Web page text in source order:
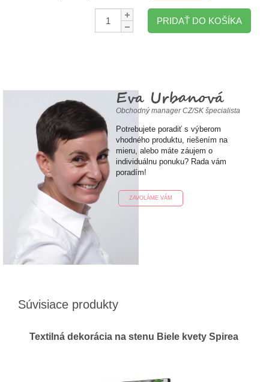
Množstvo:
PRIDAŤ DO KOŠÍKA
Eva Urbanová
Obchodný manager CZ/SK špecialista
Potrebujete poradiť s výberom
vhodného produktu, riešením na
mieru, alebo máte záujem o
individuálnu ponuku? Rada vám
poradím!
ZAVOLÁME VÁM
Súvisiace produkty
Textilná dekorácia na stenu Biele kvety Spirea